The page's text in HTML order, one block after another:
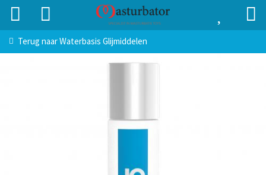
Terug naarWaterbasis Glijmiddelen